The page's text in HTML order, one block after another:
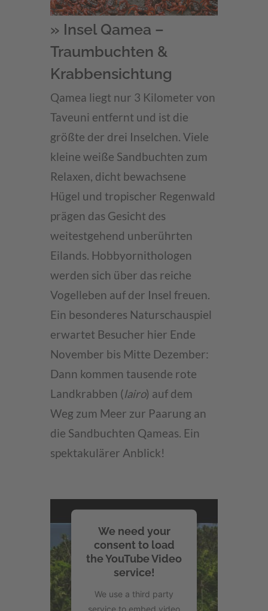
» Insel Qamea –
Traumbuchten &
Krabbensichtung
Qamea liegt nur 3 Kilometer von
Taveuni entfernt und ist die
größte der drei Inselchen. Viele
kleine weiße Sandbuchten zum
Relaxen, dicht bewachsene
Hügel und tropischer Regenwald
prägen das Gesicht des
weitestgehend unberührten
Eilands. Hobbyornithologen
werden sich über das reiche
Vogelleben auf der Insel freuen.
Ein besonderes Naturschauspiel
erwartet Besucher hier Ende
November bis Mitte Dezember:
Dann kommen tausende rote
Landkrabben (lairo) auf dem
Weg zum Meer zur Paarung an
die Sandbuchten Qameas. Ein
spektakulärer Anblick!
We need your
consent to load
the YouTube Video
service!
We use a third party
service to embed video